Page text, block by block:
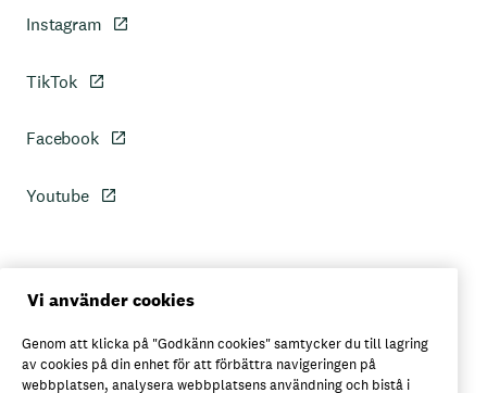
Instagram
TikTok
Facebook
Youtube
Personuppgiftspolicy
Axfoods integritetspolicy
Vi använder cookies
Genom att klicka på "Godkänn cookies" samtycker du till lagring
av cookies på din enhet för att förbättra navigeringen på
webbplatsen, analysera webbplatsens användning och bistå i